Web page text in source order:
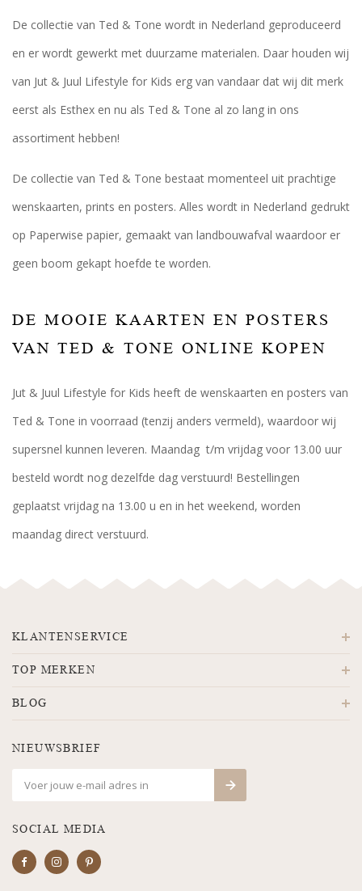
De collectie van Ted & Tone wordt in Nederland geproduceerd
en er wordt gewerkt met duurzame materialen. Daar houden wij
van Jut & Juul Lifestyle for Kids erg van vandaar dat wij dit merk
eerst als Esthex en nu als Ted & Tone al zo lang in ons
assortiment hebben!
De collectie van Ted & Tone bestaat momenteel uit prachtige
wenskaarten, prints en posters. Alles wordt in Nederland gedrukt
op Paperwise papier, gemaakt van landbouwafval waardoor er
geen boom gekapt hoefde te worden.
DE MOOIE KAARTEN EN POSTERS
VAN TED & TONE ONLINE KOPEN
Jut & Juul Lifestyle for Kids heeft de wenskaarten en posters van
Ted & Tone in voorraad (tenzij anders vermeld), waardoor wij
supersnel kunnen leveren. Maandag t/m vrijdag voor 13.00 uur
besteld wordt nog dezelfde dag verstuurd! Bestellingen
geplaatst vrijdag na 13.00 u en in het weekend, worden
maandag direct verstuurd.
KLANTENSERVICE
TOP MERKEN
BLOG
NIEUWSBRIEF
SOCIAL MEDIA